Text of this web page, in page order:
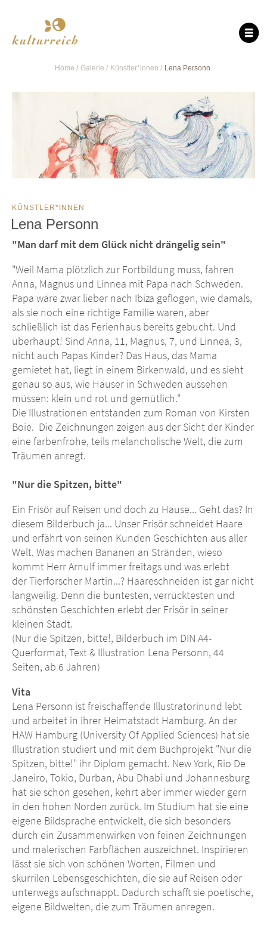
Home Galerie Künstler*innen Lena Personn
KÜNSTLER*INNEN
Lena Personn
"Man darf mit dem Glück nicht drängelig sein"
"Weil Mama plötzlich zur Fortbildung muss, fahren
Anna, Magnus und Linnea mit Papa nach Schweden.
Papa wäre zwar lieber nach Ibiza geflogen, wie damals,
als sie noch eine richtige Familie waren, aber
schließlich ist das Ferienhaus bereits gebucht. Und
überhaupt! Sind Anna, 11, Magnus, 7, und Linnea, 3,
nicht auch Papas Kinder? Das Haus, das Mama
gemietet hat, liegt in einem Birkenwald, und es sieht
genau so aus, wie Häuser in Schweden aussehen
müssen: klein und rot und gemütlich."
Die Illustrationen entstanden zum Roman von Kirsten
Boie. Die Zeichnungen zeigen aus der Sicht der Kinder
eine farbenfrohe, teils melancholische Welt, die zum
Träumen anregt.
"Nur die Spitzen, bitte"
Ein Frisör auf Reisen und doch zu Hause... Geht das? In
diesem Bilderbuch ja... Unser Frisör schneidet Haare
und erfährt von seinen Kunden Geschichten aus aller
Welt. Was machen Bananen an Stränden, wieso
kommt Herr Arnulf immer freitags und was erlebt
der Tierforscher Martin...? Haareschneiden ist gar nicht
langweilig. Denn die buntesten, verrücktesten und
schönsten Geschichten erlebt der Frisör in seiner
kleinen Stadt.
(Nur die Spitzen, bitte!, Bilderbuch im DIN A4-
Querformat, Text & Illustration Lena Personn, 44
Seiten, ab 6 Jahren)
Vita
Lena Personn ist freischaffende Illustratorinund lebt
und arbeitet in ihrer Heimatstadt Hamburg. An der
HAW Hamburg (University Of Applied Sciences) hat sie
Illustration studiert und mit dem Buchprojekt "Nur die
Spitzen, bitte!" ihr Diplom gemacht. New York, Rio De
Janeiro, Tokio, Durban, Abu Dhabi und Johannesburg
hat sie schon gesehen, kehrt aber immer wieder gern
in den hohen Norden zurück. Im Studium hat sie eine
eigene Bildsprache entwickelt, die sich besonders
durch ein Zusammenwirken von feinen Zeichnungen
und malerischen Farbflächen auszeichnet. Inspirieren
lässt sie sich von schönen Worten, Filmen und
skurrilen Lebensgeschichten, die sie auf Reisen oder
unterwegs aufschnappt. Dadurch schafft sie poetische,
eigene Bildwelten, die zum Träumen anregen.